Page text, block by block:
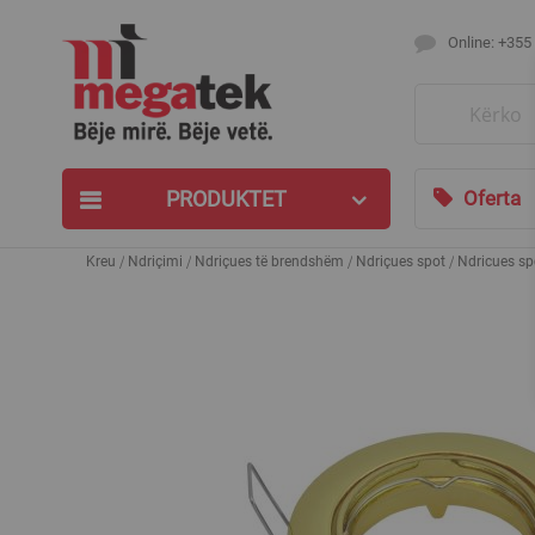
Online:
PRODUKTET Oferta
Kreu Ndriçimi Ndriçues të brendshëm Ndriçues spot Ndricues